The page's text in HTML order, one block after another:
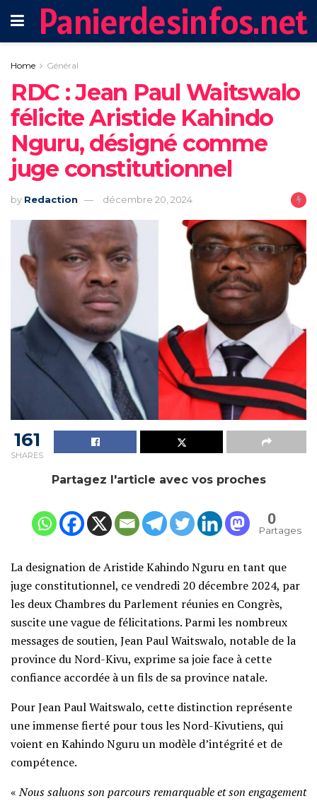
Panierdesinfos.net
Home Général
RDC : Jean Paul Waitswalo
félicite Aristide Kahindo
Nguru, désigné comme
juge constitutionnel
by Redaction décembre 20, 2024
161
SHARES
Partagez l'article avec vos proches
0
Partages
La designation de Aristide Kahindo Nguru en tant que
juge constitutionnel, ce vendredi 20 décembre 2024, par
les deux Chambres du Parlement réunies en Congrès,
suscite une vague de félicitations. Parmi les nombreux
messages de soutien, Jean Paul Waitswalo, notable de la
province du Nord-Kivu, exprime sa joie face à cette
confiance accordée à un fils de sa province natale.
Pour Jean Paul Waitswalo, cette distinction représente
une immense fierté pour tous les Nord-Kivutiens, qui
voient en Kahindo Nguru un modèle d’intégrité et de
compétence.
«Nous saluons son parcours remarquable et son engagement